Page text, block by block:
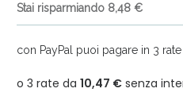
Stai risparmiando 8,48 €
con PayPal puoi pagare in 3